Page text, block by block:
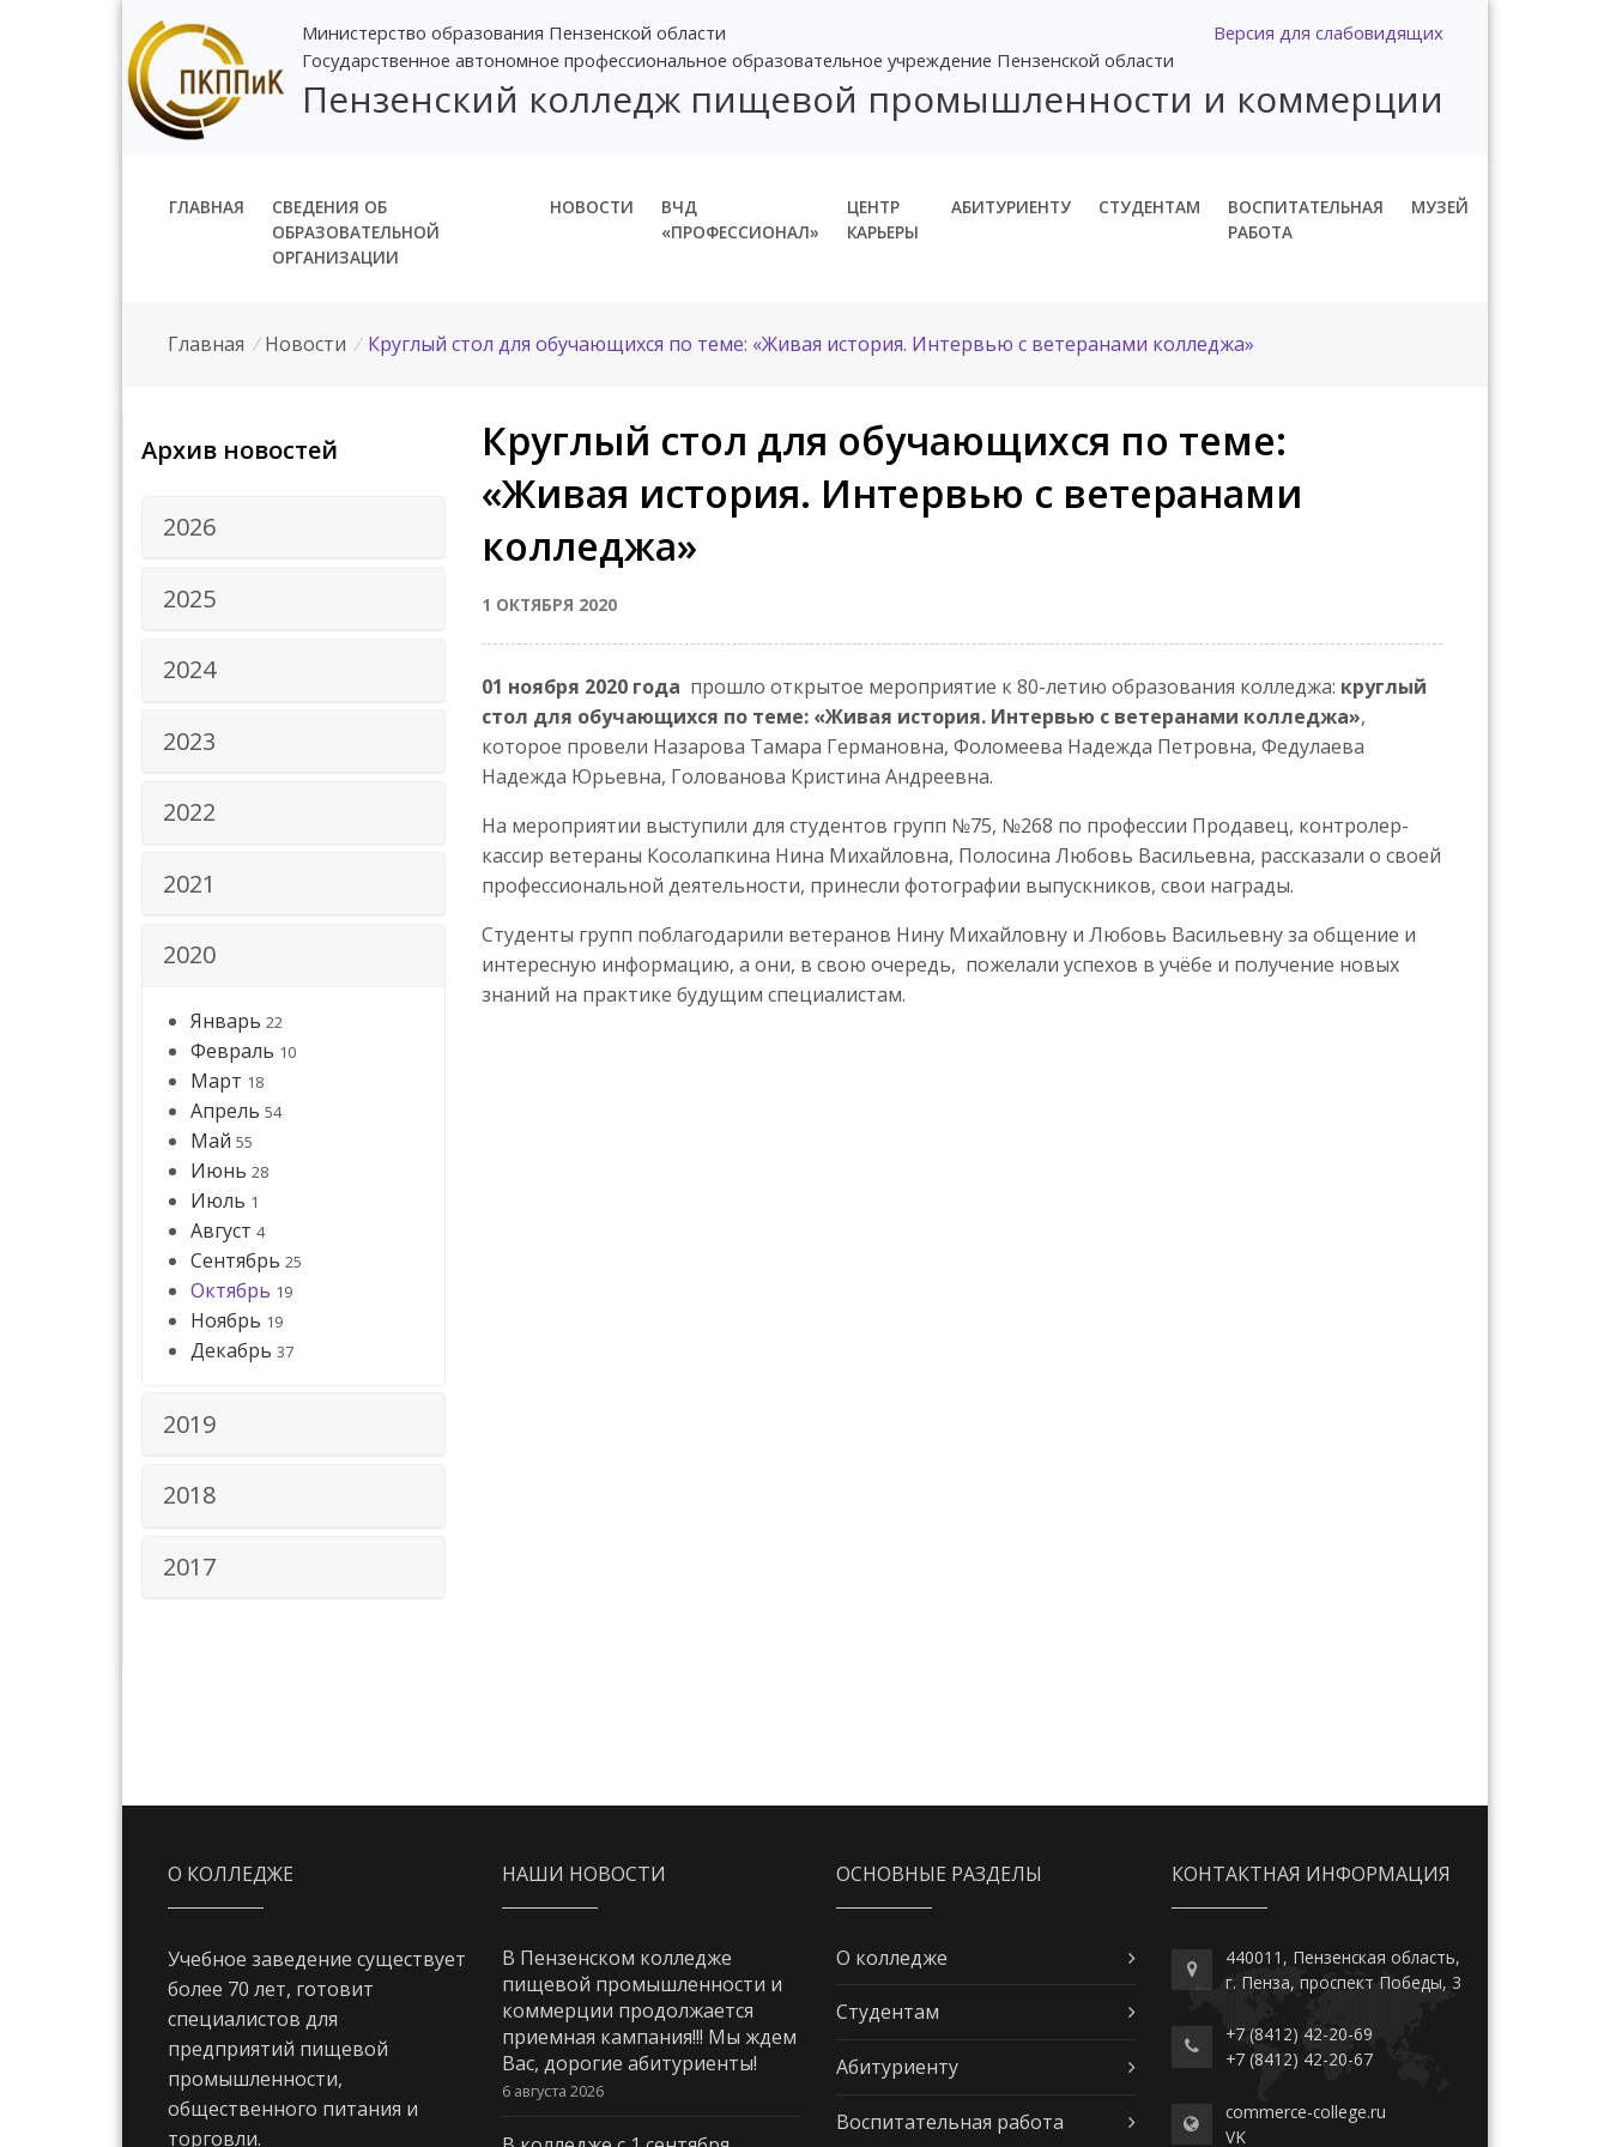
Версия для слабовидящих
Министерство образования Пензенской области
Государственное автономное профессиональное образовательное учреждение Пензенской области
Пензенский колледж пищевой промышленности и коммерции
ГЛАВНАЯ
СВЕДЕНИЯ ОБ
ОБРАЗОВАТЕЛЬНОЙ
ОРГАНИЗАЦИИ
НОВОСТИ
ВЧД
«ПРОФЕССИОНАЛ»
ЦЕНТР
КАРЬЕРЫ
АБИТУРИЕНТУ СТУДЕНТАМ
ВОСПИТАТЕЛЬНАЯ
РАБОТА
МУЗЕЙ
Главная / Новости / Круглый стол для обучающихся по теме: «Живая история. Интервью с ветеранами колледжа»
Архив новостей
2026
2025
2024
2023
2022
2021
2020
Январь 22
Февраль 10
Март 18
Апрель 54
Май 55
Июнь 28
Июль 1
Август 4
Сентябрь 25
Октябрь 19
Ноябрь 19
Декабрь 37
2019
2018
2017
Круглый стол для обучающихся по теме:
«Живая история. Интервью с ветеранами
колледжа»
1 ОКТЯБРЯ 2020
01 ноября 2020 года прошло открытое мероприятие к 80-летию образования колледжа: круглый
стол для обучающихся по теме: «Живая история. Интервью с ветеранами колледжа»,
которое провели Назарова Тамара Германовна, Фоломеева Надежда Петровна, Федулаева
Надежда Юрьевна, Голованова Кристина Андреевна.
На мероприятии выступили для студентов групп №75, №268 по профессии Продавец, контролер-
кассир ветераны Косолапкина Нина Михайловна, Полосина Любовь Васильевна, рассказали о своей
профессиональной деятельности, принесли фотографии выпускников, свои награды.
Студенты групп поблагодарили ветеранов Нину Михайловну и Любовь Васильевну за общение и
интересную информацию, а они, в свою очередь, пожелали успехов в учёбе и получение новых
знаний на практике будущим специалистам.
О КОЛЛЕДЖЕ
Учебное заведение существует
более 70 лет, готовит
специалистов для
предприятий пищевой
промышленности,
общественного питания и
торговли.
НАШИ НОВОСТИ
В Пензенском колледже
пищевой промышленности и
коммерции продолжается
приемная кампания!!! Мы ждем
Вас, дорогие абитуриенты!
6 августа 2026
ОСНОВНЫЕ РАЗДЕЛЫ
О колледже
Студентам
Абитуриенту
Воспитательная работа
КОНТАКТНАЯ ИНФОРМАЦИЯ
440011, Пензенская область,
г. Пенза, проспект Победы, 3
+7 (8412) 42-20-69
+7 (8412) 42-20-67
commerce-college.ru
VK